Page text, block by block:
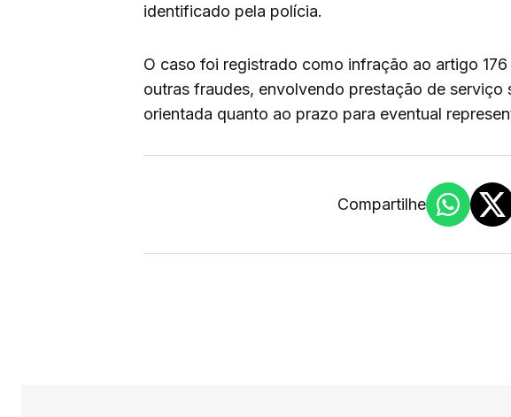
identificado pela polícia.
O caso foi registrado como infração ao artigo
outras fraudes, envolvendo prestação de serviço
orientada quanto ao prazo para eventual
Compartilhe